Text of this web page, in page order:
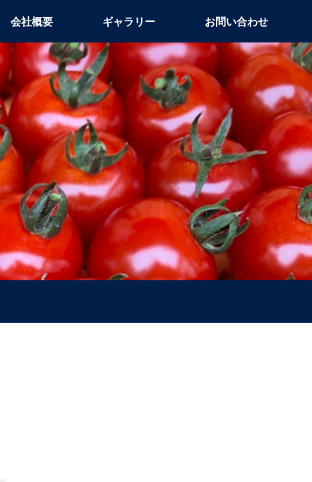
会社概要 ギャラリー お問い合わせ